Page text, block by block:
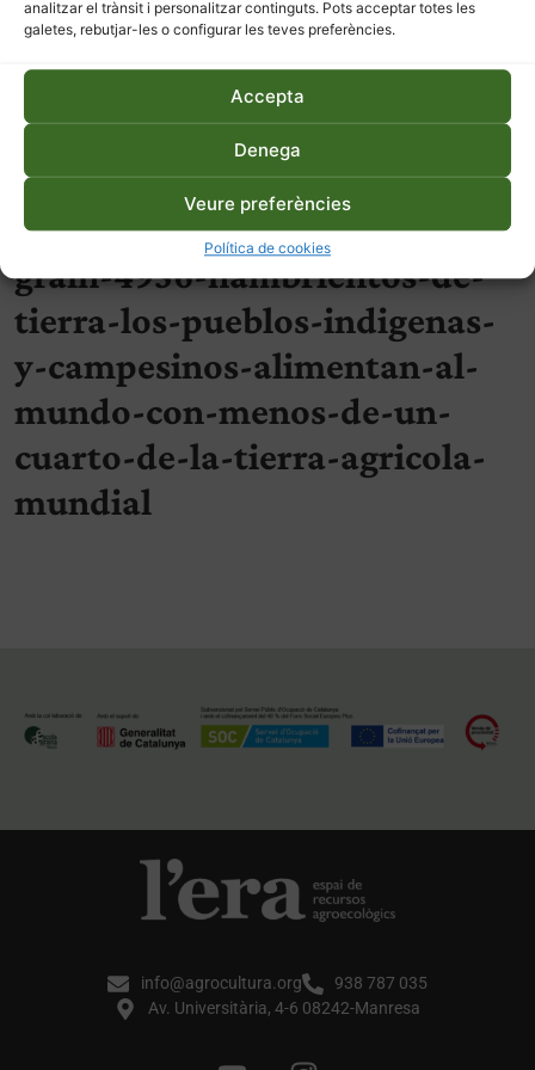
analitzar el trànsit i personalitzar continguts. Pots acceptar totes les
galetes, rebutjar-les o configurar les teves preferències.
Accepta
Denega
Veure preferències
Política de cookies
2019_Com saber quins són els
usos potencials d’una
espècie_MTalavera
grain-4956-hambrientos-de-
tierra-los-pueblos-indigenas-
y-campesinos-alimentan-al-
mundo-con-menos-de-un-
cuarto-de-la-tierra-agricola-
mundial
info@agrocultura.org
938 787 035
Av. Universitària, 4-6 08242-Manresa